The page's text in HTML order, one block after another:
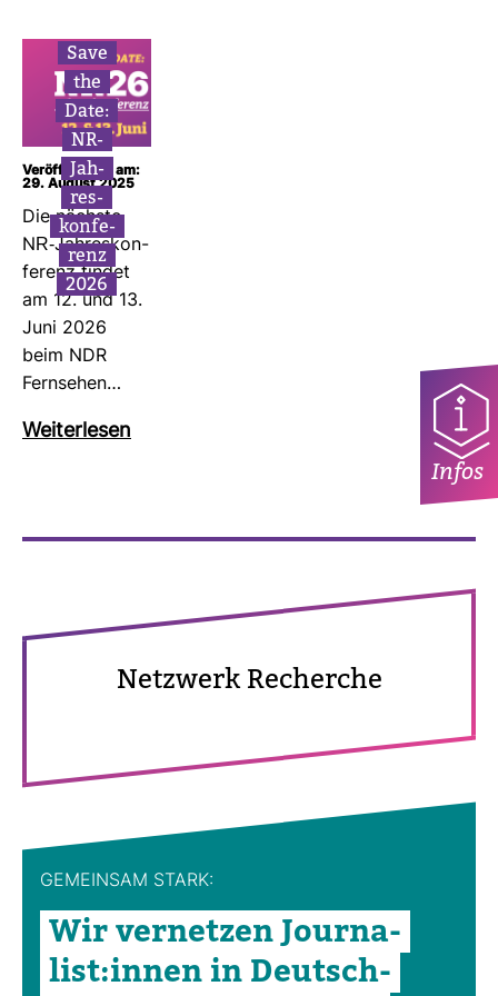
Save
the
Date:
NR-​
Jah­
res­
kon­fe­
renz
2026
Veröffentlicht am:
29. August 2025
Die nächste
NR-​Jah­res­kon­
fe­renz findet
am 12. und 13.
Juni 2026
beim NDR
Fern­sehen…
Wei­ter­lesen
Infos
Netz­werk Recherche
GEMEINSAM STARK:
Wir ver­netzen Jour­na­
list:innen in Deutsch­